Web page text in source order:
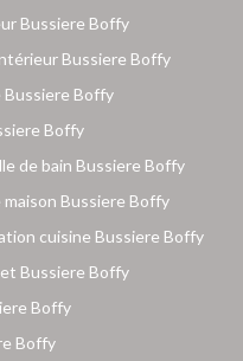
Bussiere Boffy
Bussiere Boffy
Bussiere Boffy
Boffy
de bain Bussiere Boffy
maison Bussiere Boffy
cuisine Bussiere Boffy
Bussiere Boffy
Boffy
Boffy